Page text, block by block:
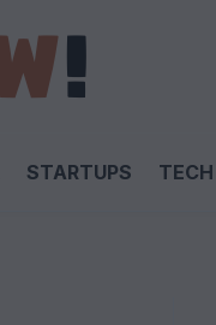
STARTUPS TECH